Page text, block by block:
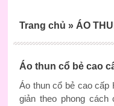
Áo thun cổ bẻ cao
Áo thun cổ bẻ cao
giản theo phong cách
Trang chủ » ÁO